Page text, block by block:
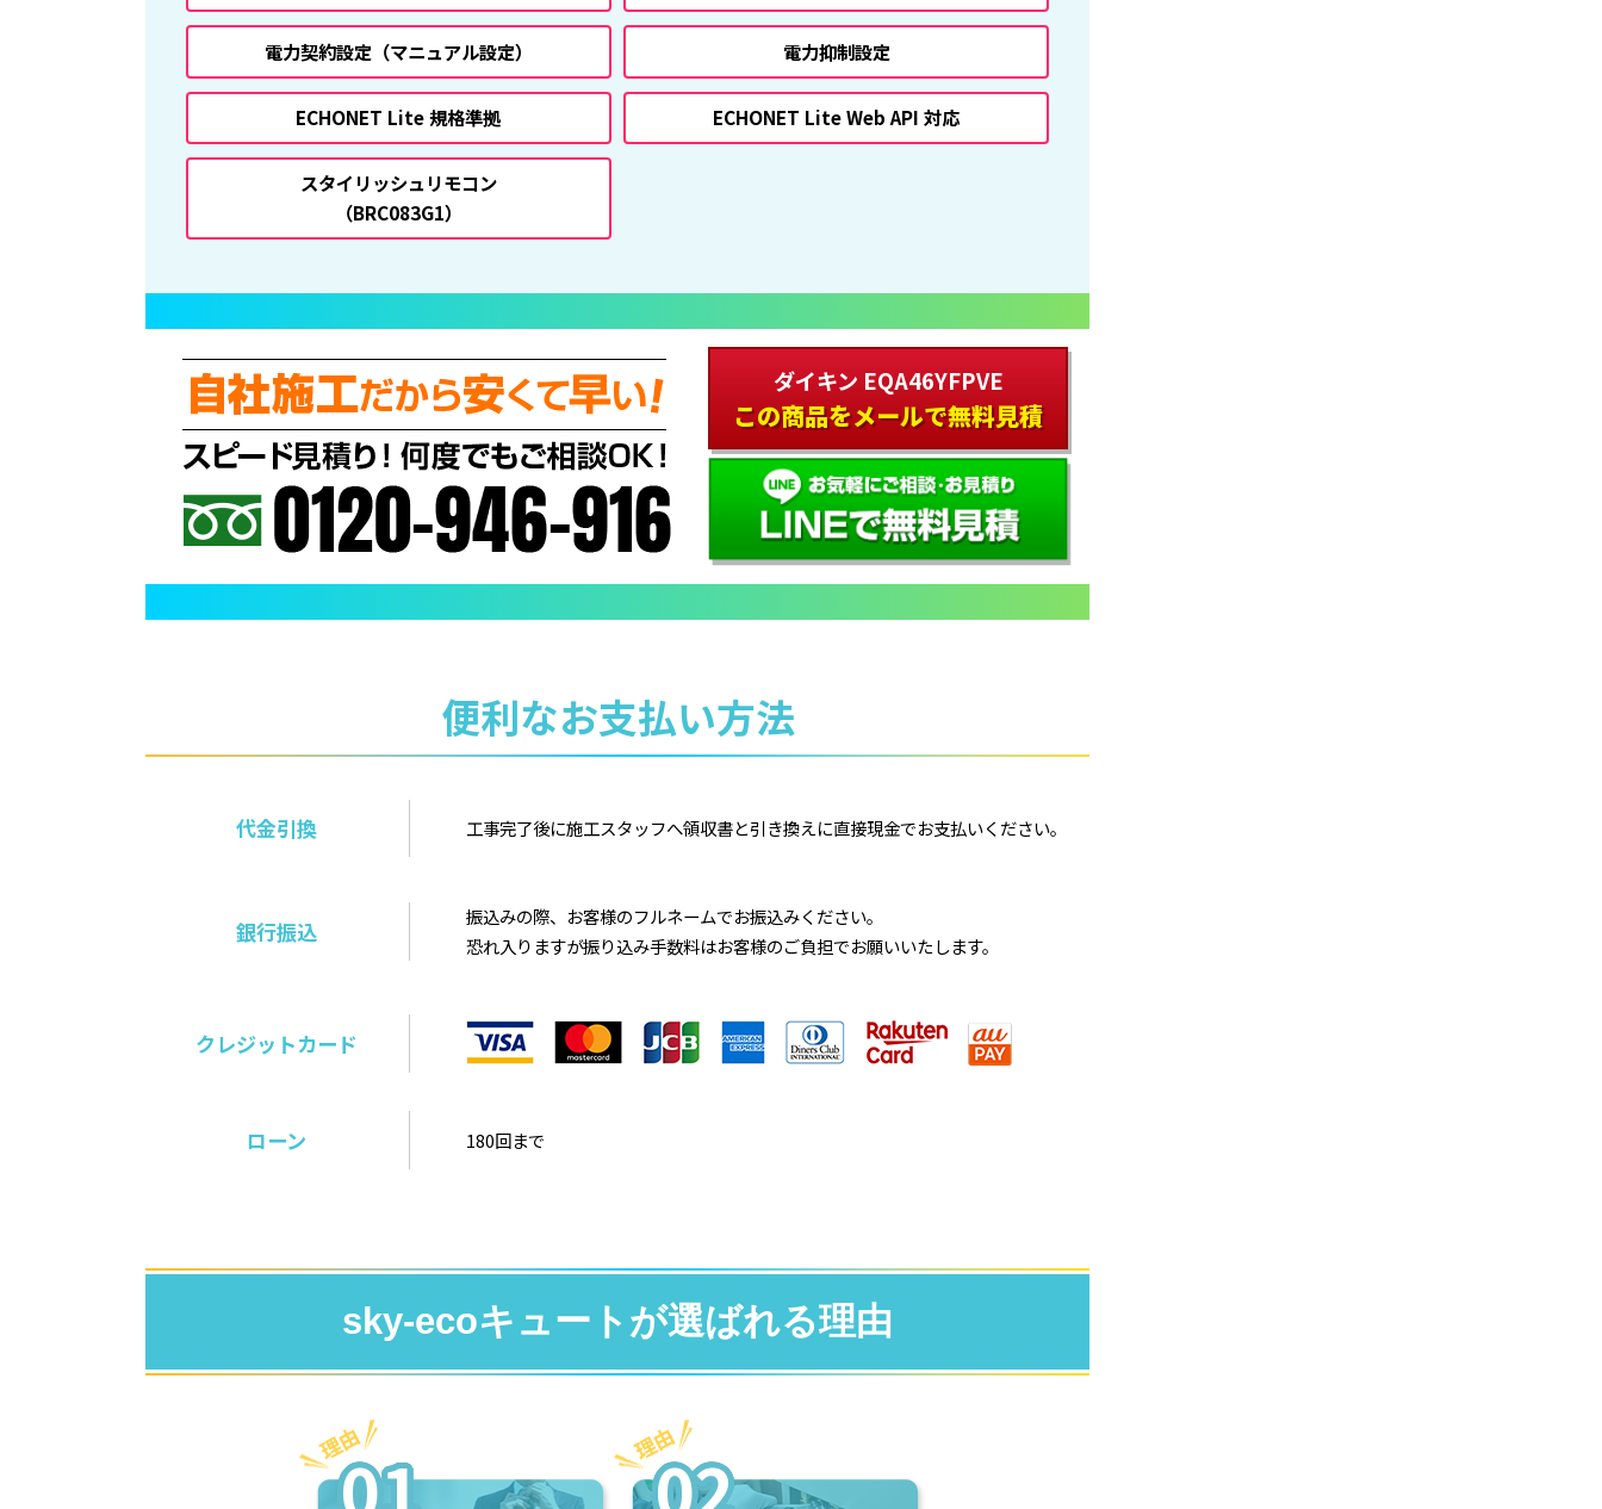
電力契約設定 （マニュアル設定） 電力抑制設定
ECHONET Lite 規格準拠 ECHONET Lite Web API 対応
スタイリッシュリモコン
（BRC083G1）
ダイキン EQA46YFPVE
この商品をメールで無料見積
便利なお支払い方法
代金引換 工事完了後に施工スタッフへ領収書と引き換えに直接現金でお支払いください。
銀行振込
振込みの際、お客様のフルネームでお振込みください。
恐れ入りますが振り込み手数料はお客様のご負担でお願いいたします。
クレジットカード
ローン 180回まで
sky-ecoキュートが選ばれる理由
01 02